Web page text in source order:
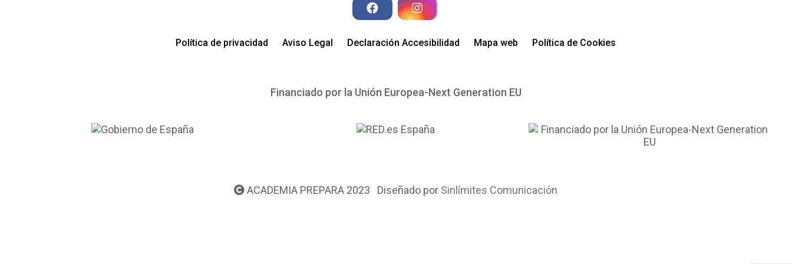
Política de privacidad Aviso Legal Declaración Accesibilidad Mapa web Política de Cookies
Financiado por la Unión Europea-Next Generation EU
ACADEMIA PREPARA 2023 Diseñado por Sinlímites Comunicación